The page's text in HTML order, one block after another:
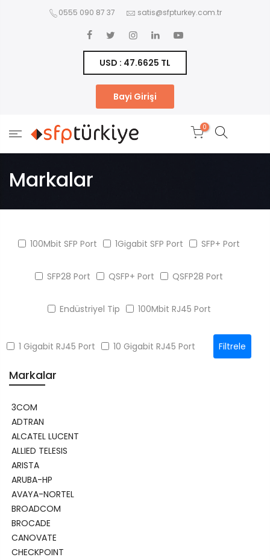
0555 090 87 37 satis@sfpturkey.com.tr
USD : 47.6625 TL
Bayi Girişi
0
Markalar
100Mbit SFP Port 1Gigabit SFP Port SFP+ Port
SFP28 Port QSFP+ Port QSFP28 Port
Endüstriyel Tip 100Mbit RJ45 Port
1 Gigabit RJ45 Port 10 Gigabit RJ45 Port Filtrele
Markalar
3COM
ADTRAN
ALCATEL LUCENT
ALLIED TELESIS
ARISTA
ARUBA-HP
AVAYA-NORTEL
BROADCOM
BROCADE
CANOVATE
CHECKPOINT